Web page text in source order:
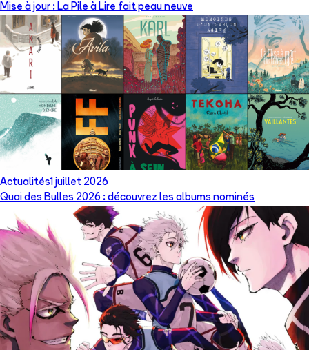
Mise à jour : La Pile à Lire fait peau neuve
Actualités1 juillet 2026
Quai des Bulles 2026 : découvrez les albums nominés